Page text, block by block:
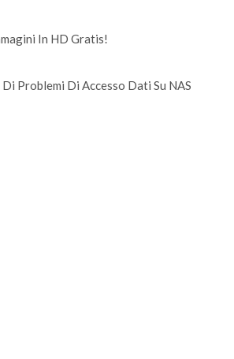
In HD Gratis!
Problemi Di Accesso Dati Su NAS